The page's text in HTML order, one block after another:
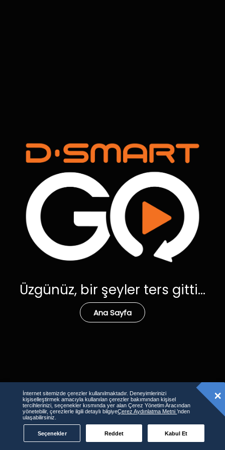
Üzgünüz, bir şeyler ters gitti...
Ana Sayfa
İnternet sitemizde çerezler kullanılmaktadır. Deneyimlerinizi
kişiselleştirmek amacıyla kullanılan çerezler bakımından kişisel
tercihlerinizi, seçenekler kısmında yer alan Çerez Yönetim Aracından
yönetebilir, çerezlerle ilgili detaylı bilgiyeÇerez Aydınlatma Metni’nden
ulaşabilirsiniz.
Seçenekler Reddet Kabul Et